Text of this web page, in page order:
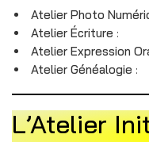
Atelier Photo
Atelier Écriture :
Atelier Expression
Atelier Généalogie :
L’Atelier